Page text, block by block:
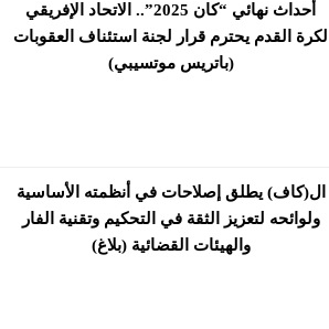
أحداث نهائي “كان 2025”.. الاتحاد الإفريقي
لكرة القدم يحترم قرار لجنة استئناف العقوبات
(باتريس موتسيبي)
ال(كاف) يطلق إصلاحات في أنظمته الأساسية
ولوائحه لتعزيز الثقة في التحكيم وتقنية الفار
والهيئات القضائية (بلاغ)